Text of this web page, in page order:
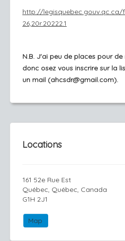
http://
26,20r.20222.1
N.B. J'ai peu de places pour de
donc osez vous inscrire sur la
un mail (ahcsdr@gmail.com).
Locations
161 52e Rue Est
Québec, Québec, Canada
G1H 2J1
Map